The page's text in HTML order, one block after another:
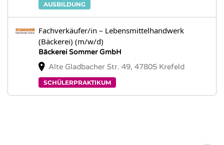
AUSBILDUNG
Fachverkäufer/in – Lebensmittelhandwerk
(Bäckerei) (m/w/d)
Bäckerei Sommer GmbH
Alte Gladbacher Str. 49, 47805 Krefeld
SCHÜLERPRAKTIKUM